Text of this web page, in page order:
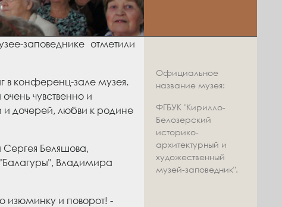
заповеднике отметили
в конференц-зале музея.
чувственно и
дочерей, любви к родине
Сергея Беляшова,
Владимира
изюминку и поворот! -
Официальное
название музея:
ФГБУК "Кирилло-
Белозерский
историко-
архитектурный и
художественный
музей-заповедник".